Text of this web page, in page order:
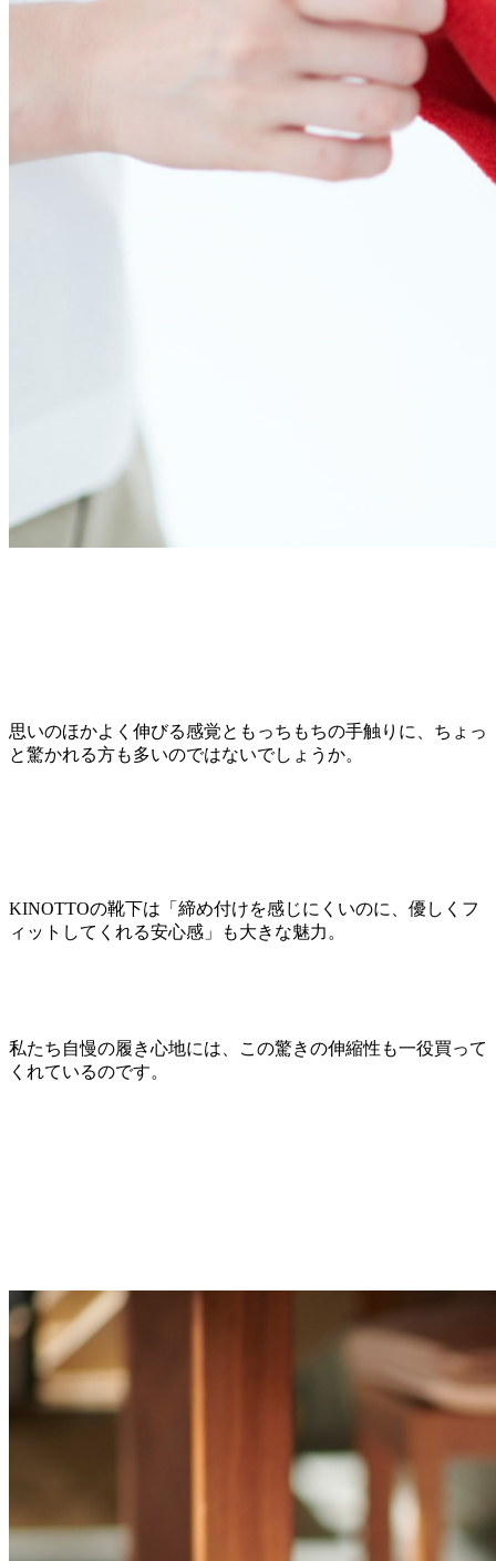
思いのほかよく伸びる感覚ともっちもちの手触りに、ちょっ
と驚かれる方も多いのではないでしょうか。
KINOTTOの靴下は「締め付けを感じにくいのに、優しくフ
ィットしてくれる安心感」も大きな魅力。
私たち自慢の履き心地には、この驚きの伸縮性も一役買って
くれているのです。